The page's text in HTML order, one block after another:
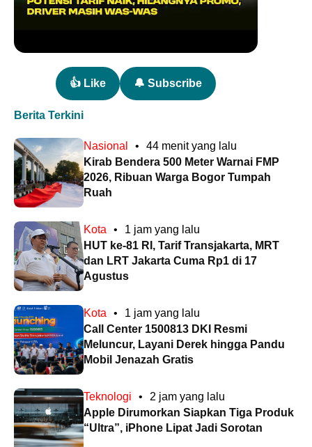
👍 Like 🔔 Subscribe
Berita Terkini
Nasional •
44 menit yang lalu
Kirab Bendera 500 Meter Warnai FMP
2026, Ribuan Warga Bogor Tumpah
Ruah
Kota •
1 jam yang lalu
HUT ke-81 RI, Tarif Transjakarta, MRT
dan LRT Jakarta Cuma Rp1 di 17
Agustus
Kota •
1 jam yang lalu
Call Center 1500813 DKI Resmi
Meluncur, Layani Derek hingga Pandu
Mobil Jenazah Gratis
Teknologi •
2 jam yang lalu
Apple Dirumorkan Siapkan Tiga Produk
“Ultra”, iPhone Lipat Jadi Sorotan